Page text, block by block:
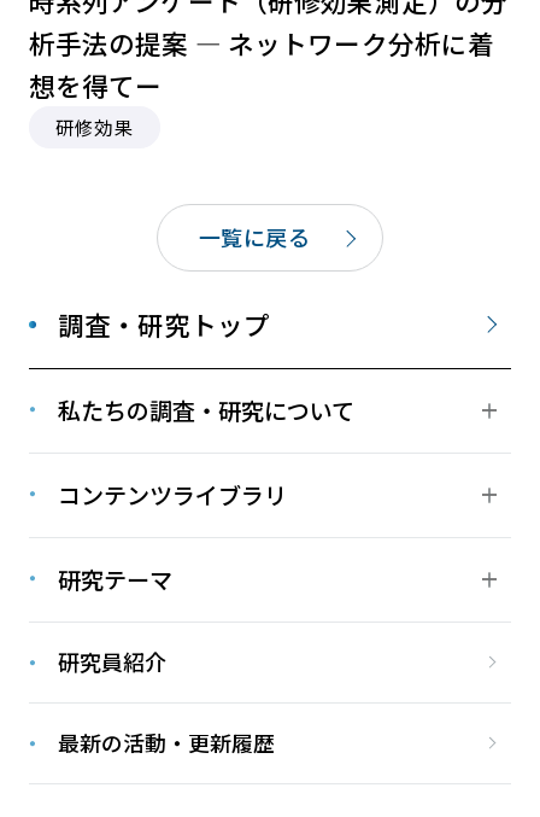
調査・研究トップ
私たちの調査・研究について
コンテンツライブラリ
研究テーマ
研究員紹介
最新の活動・更新履歴
析⼿法の提案 ― ネットワーク分析に着
想を得てー
研修効果
一覧に戻る